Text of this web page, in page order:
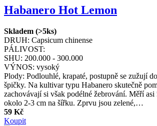
Habanero Hot Lemon
Skladem (>5ks)
DRUH: Capsicum chinense
PÁLIVOST:
SHU: 200.000 - 300.000
VÝNOS: vysoký
Plody: Podlouhlé, krapaté, postupně se zužují
špičky. Na kultivar typu Habanero skutečně
zachovávají si však podélné žebrování. Měří asi
okolo 2-3 cm na šířku. Zprvu jsou zelené,…
59 Kč
Koupit